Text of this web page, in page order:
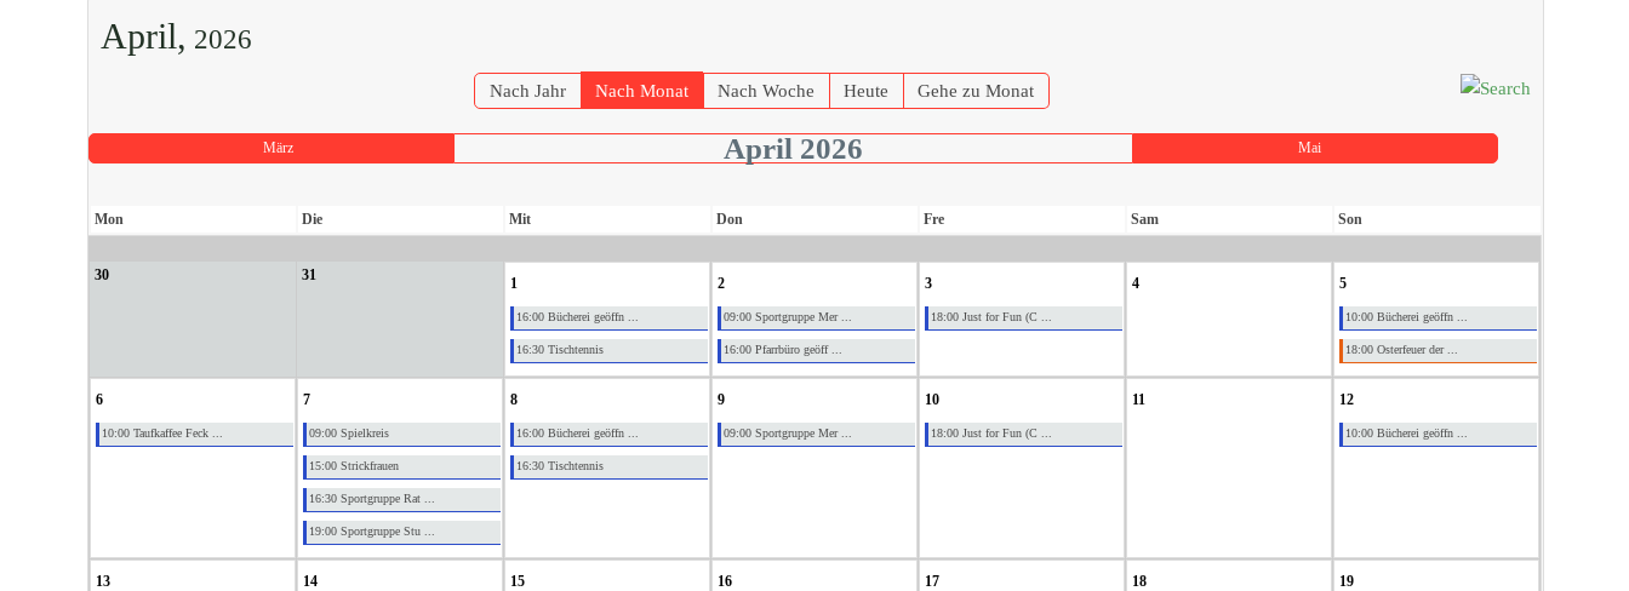
April, 2026
Nach Jahr Nach Monat Nach Woche Heute Gehe zu Monat
März April 2026 Mai
Mon Die Mit Don Fre Sam Son
30 31 1
16:00 Bücherei geöffn ...
16:30 Tischtennis
2
09:00 Sportgruppe Mer ...
16:00 Pfarrbüro geöff ...
3
18:00 Just for Fun (C ...
4 5
10:00 Bücherei geöffn ...
18:00 Osterfeuer der ...
6
10:00 Taufkaffee Feck ...
7
09:00 Spielkreis
15:00 Strickfrauen
16:30 Sportgruppe Rat ...
19:00 Sportgruppe Stu ...
8
16:00 Bücherei geöffn ...
16:30 Tischtennis
9
09:00 Sportgruppe Mer ...
10
18:00 Just for Fun (C ...
11 12
10:00 Bücherei geöffn ...
13 14 15 16 17 18 19